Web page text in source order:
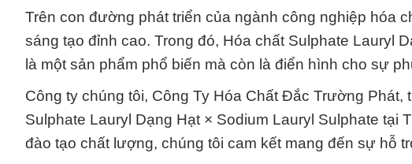
Trên con đường phát triển của ngành công nghiệp hóa
sáng tạo đỉnh cao. Trong đó, Hóa chất Sulphate Lauryl
là một sản phẩm phổ biến mà còn là điển hình cho sự
Công ty chúng tôi, Công Ty Hóa Chất Đắc Trường
Sulphate Lauryl Dạng Hạt × Sodium Lauryl Sulphate
đào tạo chất lượng, chúng tôi cam kết mang đến sự hỗ